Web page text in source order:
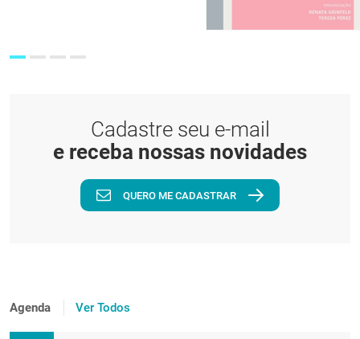
Cadastre seu e-mail
e receba nossas novidades
QUERO ME CADASTRAR
Agenda Ver Todos